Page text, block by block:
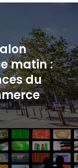
matin :
du